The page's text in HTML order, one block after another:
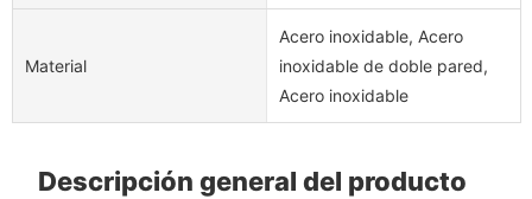
Material
Acero inoxidable, Acero
inoxidable de doble pared,
Acero inoxidable
Descripción general del producto